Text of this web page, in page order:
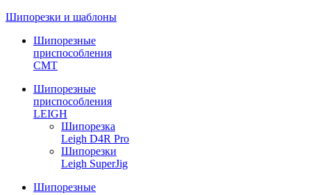
Шипорезки и шаблоны
Шипорезные
приспособления
CMT
Шипорезные
приспособления
LEIGH
Шипорезка
Leigh D4R Pro
Шипорезки
Leigh SuperJig
Шипорезные